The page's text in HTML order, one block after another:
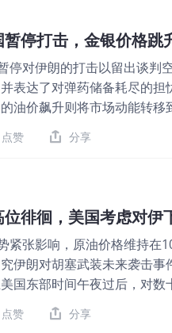
尔的石油出口总额来说，四
2025年四季度，无法对2月
战高模式；不过纪录高点
阻，而且已跌破的3月底起
滑落至中性区弱侧，提示大
: 51300、50540、50000
弹迅速消退 日线图看，日
AI产业链近日受到资本开
市场上月见顶后的震荡跌
点位方面，需重点留意5月
一带。而市场即时止跌需
停打击，金银价格跳
停对伊朗的打击以留出谈判
表达了对弹药储备耗尽的
油价飙升则将市场动能转
专家警告称，金银要重返今
步下跌，而瑞银则对白银
能白银紧缩。 曾通过做空
认为贵金属目前仅处于长期
性趋势转变。经典的看涨
元上方。 热门品种简报 图
）引入了专业基金级的评
你的交易基因。 【EBC风
）值得信赖的财务、投资或
点赞 分享
徘徊，美国考虑对伊
紧张影响，原油价格维持在
伊朗对胡塞武装未来袭击
国东部时间午夜过后，对
旨在无缝接替即将到期的
OPEC+下月很可能同意从9
点赞 分享